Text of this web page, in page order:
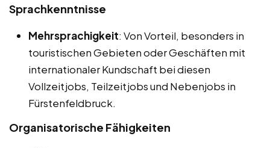
Sprachkenntnisse
Mehrsprachigkeit: Von Vorteil, besonders in
touristischen Gebieten oder Geschäften mit
internationaler Kundschaft bei diesen
Vollzeitjobs, Teilzeitjobs und Nebenjobs in
Fürstenfeldbruck.
Organisatorische Fähigkeiten